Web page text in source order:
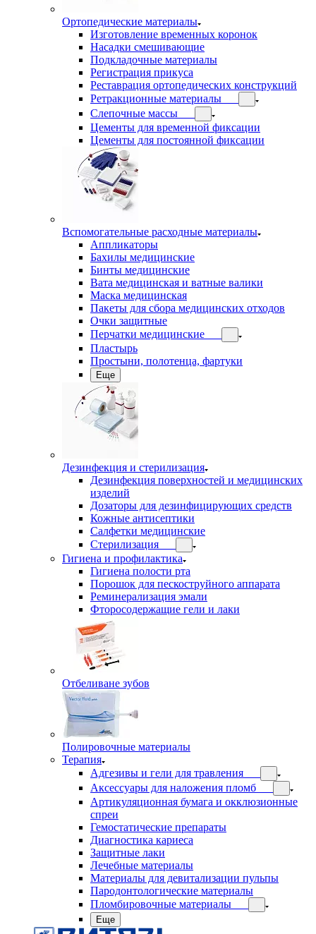
Ортопедические материалы
Изготовление временных коронок
Насадки смешивающие
Подкладочные материалы
Регистрация прикуса
Реставрация ортопедических конструкций
Ретракционные материалы
Слепочные массы
Цементы для временной фиксации
Цементы для постоянной фиксации
Вспомогательные расходные материалы
Аппликаторы
Бахилы медицинские
Бинты медицинские
Вата медицинская и ватные валики
Маска медицинская
Пакеты для сбора медицинских отходов
Очки защитные
Перчатки медицинские
Пластырь
Простыни, полотенца, фартуки
Еще
Дезинфекция и стерилизация
Дезинфекция поверхностей и медицинских
изделий
Дозаторы для дезинфицирующих средств
Кожные антисептики
Салфетки медицинские
Стерилизация
Гигиена и профилактика
Гигиена полости рта
Порошок для пескоструйного аппарата
Реминерализация эмали
Фторосодержащие гели и лаки
Отбеливане зубов
Полировочные материалы
Терапия
Адгезивы и гели для травления
Аксессуары для наложения пломб
Артикуляционная бумага и окклюзионные
спреи
Гемостатические препараты
Диагностика кариеса
Защитные лаки
Лечебные материалы
Материалы для девитализации пульпы
Пародонтологические материалы
Пломбировочные материалы
Еще